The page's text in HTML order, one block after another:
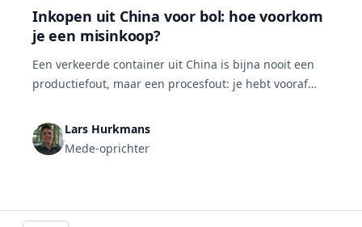
Inkopen uit China voor bol: hoe voorkom
je een misinkoop?
Een verkeerde container uit China is bijna nooit een
productiefout, maar een procesfout: je hebt vooraf
met vijf stappen: benader vijf tot zes leveranciers
tegelijk, analyseer offertes op meer dan prijs, leg alle
specificaties vast, test een production sample, en
Lars Hurkmans
Mede-oprichter